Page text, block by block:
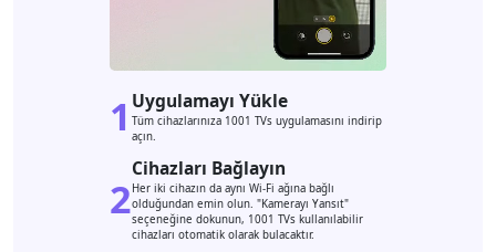
1 Uygulamayı Yükle
Tüm cihazlarınıza 1001 TVs uygulamasını indirip
açın.
2
Cihazları Bağlayın
Her iki cihazın da aynı Wi-Fi ağına bağlı
olduğundan emin olun. "Kamerayı Yansıt"
seçeneğine dokunun, 1001 TVs kullanılabilir
cihazları otomatik olarak bulacaktır.